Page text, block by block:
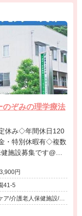
のぞみの理学療法
・特別休暇有◇複数
施設募集です@吉
円 〜 6,933,900円
41-5
ア/介護老人保健施設/訪